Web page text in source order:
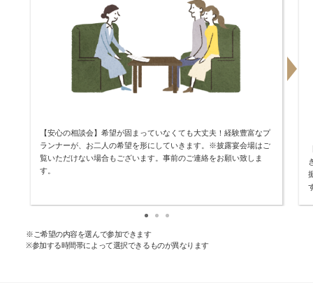
【安心の相談会】希望が固まっていなくても大丈夫！経験豊富なプ
ランナーが、お二人の希望を形にしていきます。※披露宴会場はご
覧いただけない場合もございます。事前のご連絡をお願い致しま
す。
※ご希望の内容を選んで参加できます
※参加する時間帯によって選択できるものが異なります